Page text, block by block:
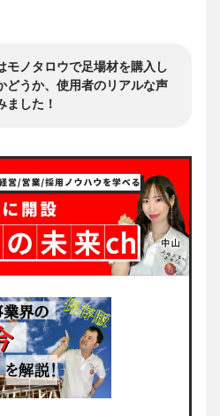
モノタロウで足場材を購入し
どうか、使用者のリアルな声
ました！